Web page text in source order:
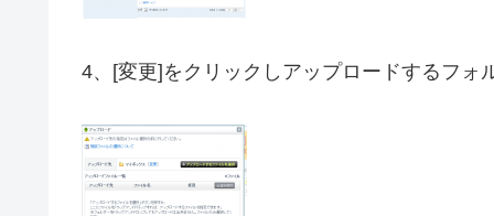
4、[変更]をクリックしアップロードするフォ